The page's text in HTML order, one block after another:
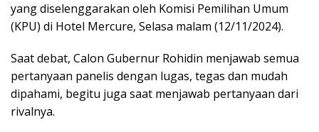
yang diselenggarakan oleh Komisi Pemilihan Umum
(KPU) di Hotel Mercure, Selasa malam (12/11/2024).
Saat debat, Calon Gubernur Rohidin menjawab semua
pertanyaan panelis dengan lugas, tegas dan mudah
dipahami, begitu juga saat menjawab pertanyaan dari
rivalnya.